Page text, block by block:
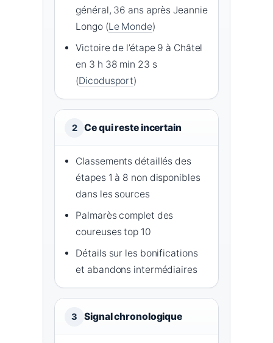
général, 36 ans après Jeannie
Longo (Le Monde)
Victoire de l’étape 9 à Châtel
en 3 h 38 min 23 s
(Dicodusport)
2 Ce qui reste incertain
Classements détaillés des
étapes 1 à 8 non disponibles
dans les sources
Palmarès complet des
coureuses top 10
Détails sur les bonifications
et abandons intermédiaires
3 Signal chronologique